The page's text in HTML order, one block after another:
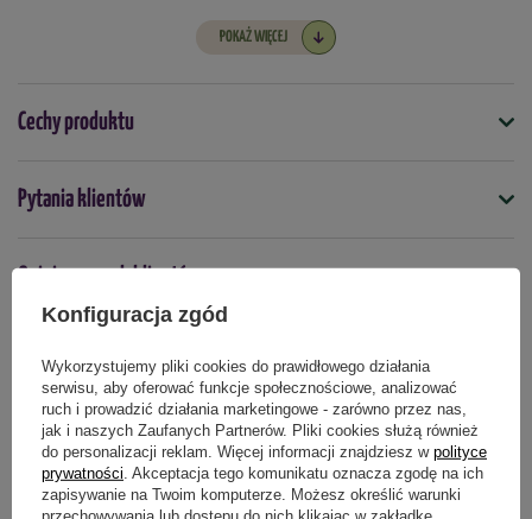
mrozoodporna, zimuje w gruncie
POKAŻ WIĘCEJ
Cechy produktu
Symbol
5903772170412
Pytania klientów
Opinie naszych klientów
Produkty powiązane
Konfiguracja zgód
Wykorzystujemy pliki cookies do prawidłowego działania
serwisu, aby oferować funkcje społecznościowe, analizować
ruch i prowadzić działania marketingowe - zarówno przez nas,
jak i naszych Zaufanych Partnerów. Pliki cookies służą również
do personalizacji reklam. Więcej informacji znajdziesz w polityce
prywatności . Akceptacja tego komunikatu oznacza zgodę na ich
zapisywanie na Twoim komputerze. Możesz określić warunki